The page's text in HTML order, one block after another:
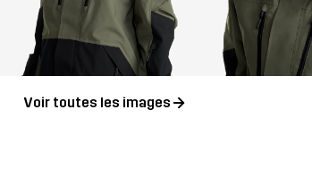
Voir toutes les images